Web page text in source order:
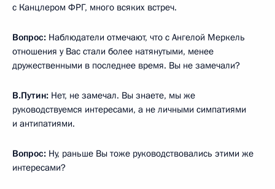
с Канцлером ФРГ, много всяких встреч.
Вопрос: Наблюдатели отмечают, что с Ангелой Меркель
отношения у Вас стали более натянутыми, менее
дружественными в последнее время. Вы не замечали?
В.Путин: Нет, не замечал. Вы знаете, мы же
руководствуемся интересами, а не личными симпатиями
и антипатиями.
Вопрос: Ну, раньше Вы тоже руководствовались этими же
интересами?